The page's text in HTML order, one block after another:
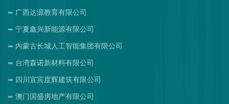
广西达源教育有限公司
宁夏鑫兴新能源有限公司
内蒙古长城人工智能集团有限公司
台湾森诺新材料有限公司
四川宜宾度辉建筑有限公司
澳门国盛房地产有限公司